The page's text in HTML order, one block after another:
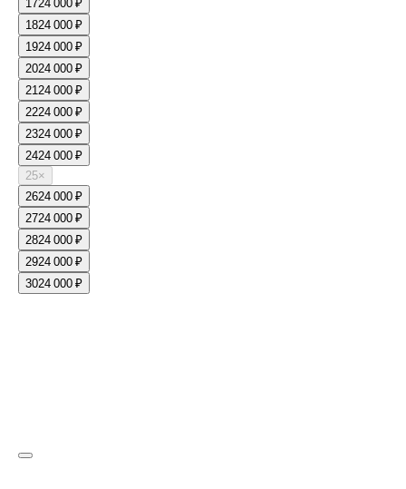
1724 000 ₽
1824 000 ₽
1924 000 ₽
2024 000 ₽
2124 000 ₽
2224 000 ₽
2324 000 ₽
2424 000 ₽
25×
2624 000 ₽
2724 000 ₽
2824 000 ₽
2924 000 ₽
3024 000 ₽